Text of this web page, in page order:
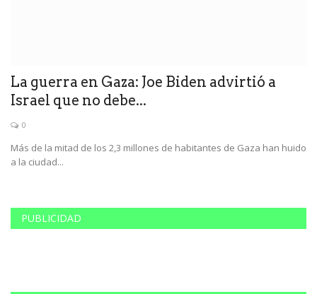
La guerra en Gaza: Joe Biden advirtió a
Israel que no debe...
0
Más de la mitad de los 2,3 millones de habitantes de Gaza han huido
a la ciudad...
PUBLICIDAD